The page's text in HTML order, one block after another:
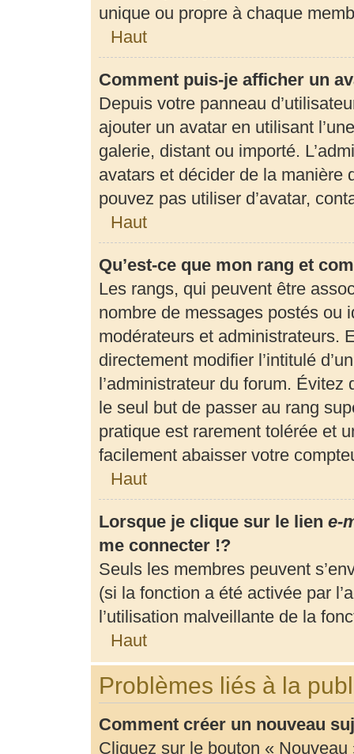
unique ou propre à chaque
Haut
Comment puis-je afficher un
Depuis votre panneau
ajouter un avatar en utilisant
galerie, distant ou importé.
avatars et décider de la manière
pouvez pas utiliser d’avatar,
Haut
Qu’est-ce que mon rang et
Les rangs, qui peuvent être
nombre de messages postés ou
modérateurs et administrateurs.
directement modifier l’intitulé
l’administrateur du forum.
le seul but de passer au rang
pratique est rarement tolérée et
facilement abaisser votre
Haut
Lorsque je clique sur le lien e-
me connecter !?
Seuls les membres peuvent
(si la fonction a été activée par
l’utilisation malveillante de la
Haut
Problèmes liés à la
Comment créer un nouveau
Cliquez sur le bouton « Nouveau